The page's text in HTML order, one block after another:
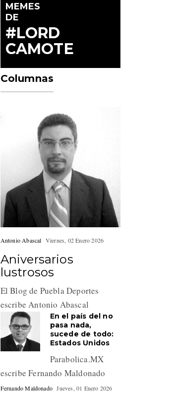
MEMES
DE
#LORD
CAMOTE
Columnas
Antonio Abascal Viernes, 02 Enero 2026
Aniversarios
lustrosos
El Blog de Puebla Deportes
escribe Antonio Abascal
En el país del no
pasa nada,
sucede de todo:
Estados Unidos
Parabolica.MX
escribe Fernando Maldonado
Fernando Maldonado Jueves, 01 Enero 2026